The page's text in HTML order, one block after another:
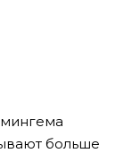
больше